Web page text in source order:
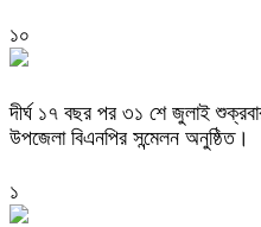
১০
দীর্ঘ ১৭ বছর পর ৩১ শে জুলাই
উপজেলা বিএনপির সন্মেলন অনুষ্ঠিত।
১